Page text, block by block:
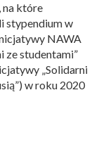
na które
stypendium w
NAWA
ze studentami”
„Solidarni
w roku 2020